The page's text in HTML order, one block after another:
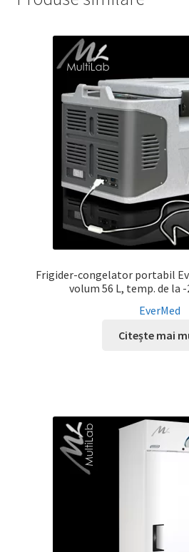
Frigider-congelator portabil
volum 56 L, temp. de la -
EverMed
Citește mai